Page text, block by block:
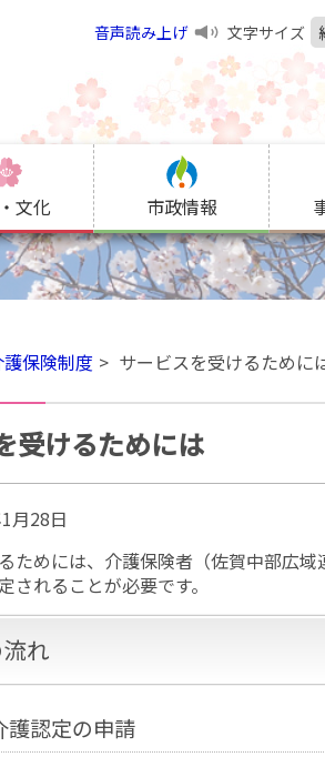
音声読み上げ 文字サイズ
文化 市政情報
護保険制度 サービスを受けるために
受けるためには
月28日
ためには、介護保険者（佐賀中部広
されることが必要です。
れ
護認定の申請